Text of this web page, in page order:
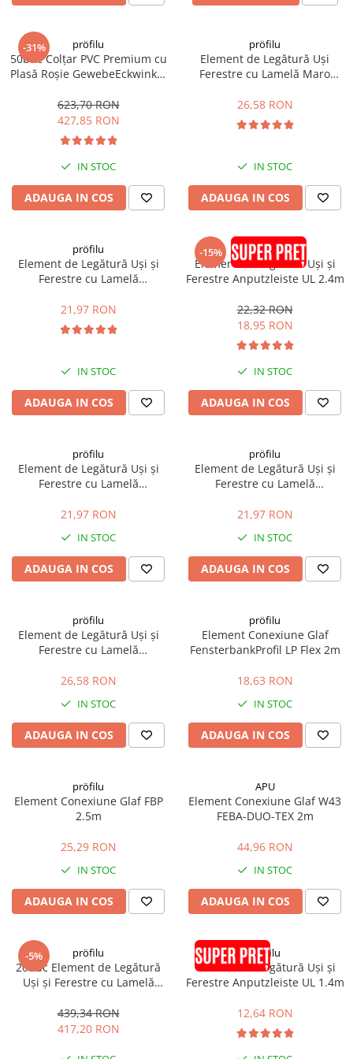
-31% pröfilu
50buc Colțar PVC Premium cu
Plasă Roșie GewebeEckwinkel
623,70 RON
427,85 RON
IN STOC
ADAUGA IN COS
pröfilu
Element de Legătură Uși
Ferestre cu Lamelă Maro
26,58 RON
IN STOC
ADAUGA IN COS
pröfilu
Element de Legătură Uși și
Ferestre cu Lamelă
7016 6mm 2.4m
21,97 RON
IN STOC
ADAUGA IN COS
-15% pröfilu
Element de Legătură Uși și
Ferestre Anputzleiste UL 2.4m
22,32 RON
18,95 RON
IN STOC
ADAUGA IN COS
pröfilu
Element de Legătură Uși și
Ferestre cu Lamelă
6mm 2.4m
21,97 RON
IN STOC
ADAUGA IN COS
pröfilu
Element de Legătură Uși și
Ferestre cu Lamelă
7047 6mm 2.4m
21,97 RON
IN STOC
ADAUGA IN COS
pröfilu
Element de Legătură Uși și
Ferestre cu Lamelă
6mm 2.4m
26,58 RON
IN STOC
ADAUGA IN COS
pröfilu
Element Conexiune Glaf
FensterbankProfil LP Flex 2m
18,63 RON
IN STOC
ADAUGA IN COS
pröfilu
Element Conexiune Glaf FBP
2.5m
25,29 RON
IN STOC
ADAUGA IN COS
APU
Element Conexiune Glaf W43
FEBA-DUO-TEX 2m
44,96 RON
IN STOC
ADAUGA IN COS
-5% pröfilu
20buc Element de Legătură
Uși și Ferestre cu Lamelă
7016 6mm 2.4m
439,34 RON
417,20 RON
pröfilu
Element de Legătură Uși și
Ferestre Anputzleiste UL 1.4m
12,64 RON